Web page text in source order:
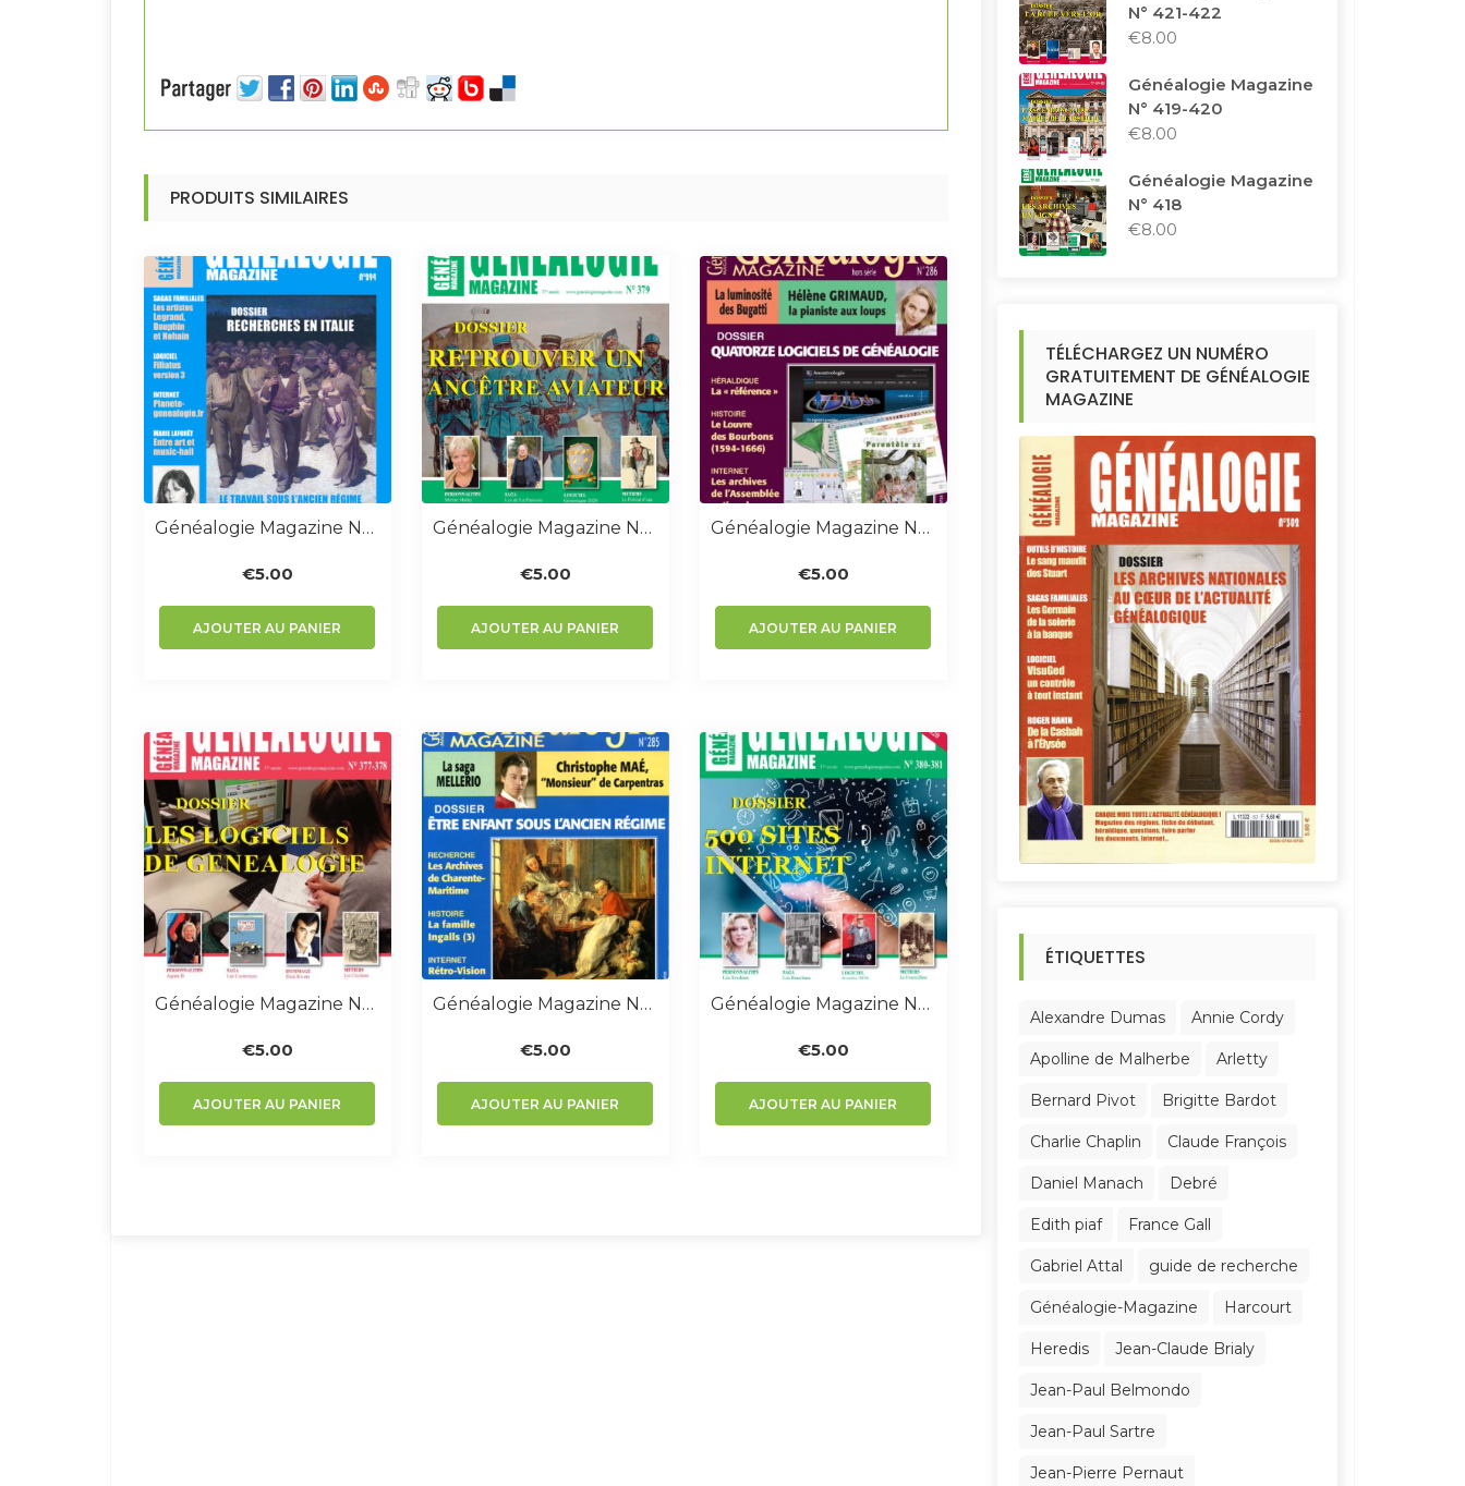
PRODUITS SIMILAIRES
Généalogie Magazine N° 294
€5.00
AJOUTER AU PANIER
Généalogie Magazine N° 379
€5.00
AJOUTER AU PANIER
Généalogie Magazine N° 286
€5.00
AJOUTER AU PANIER
Généalogie Magazine N° 377-378
€5.00
AJOUTER AU PANIER
Généalogie Magazine N° 285
€5.00
AJOUTER AU PANIER
Généalogie Magazine N° 380-381
€5.00
AJOUTER AU PANIER
N° 421-422
€8.00
Généalogie Magazine
N° 419-420
€8.00
Généalogie Magazine
N° 418
€8.00
TÉLÉCHARGEZ UN NUMÉRO
GRATUITEMENT DE GÉNÉALOGIE
MAGAZINE
ÉTIQUETTES
Alexandre Dumas Annie Cordy
Apolline de Malherbe Arletty
Bernard Pivot Brigitte Bardot
Charlie Chaplin Claude François
Daniel Manach Debré
Edith piaf France Gall
Gabriel Attal guide de recherche
Généalogie-Magazine Harcourt
Heredis Jean-Claude Brialy
Jean-Paul Belmondo
Jean-Paul Sartre
Jean-Pierre Pernaut